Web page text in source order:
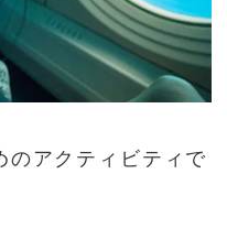
のアクティビティで